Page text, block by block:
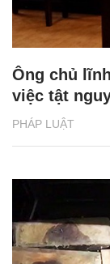
PHÁP LUẬT
Ông chủ
việc tật